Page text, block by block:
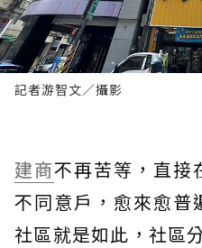
記者游智文／攝影
建商不再苦等，直接
不同意戶，愈來愈普
社區就是如此，社區